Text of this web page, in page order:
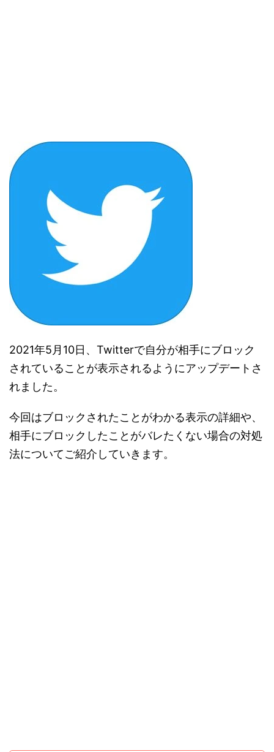
2021年5月10日、Twitterで自分が相手にブロック
されていることが表示されるようにアップデートさ
れました。
今回はブロックされたことがわかる表示の詳細や、
相手にブロックしたことがバレたくない場合の対処
法についてご紹介していきます。